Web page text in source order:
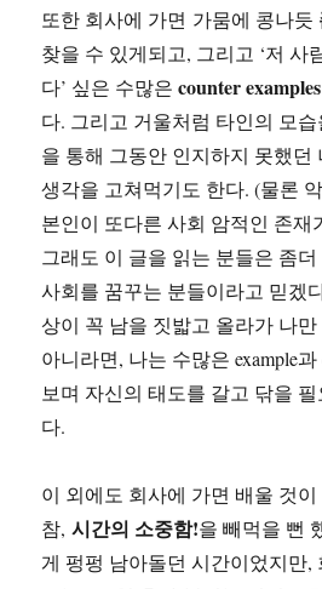
또한 회사에 가면 가뭄에 콩나듯
찾을 수 있게되고, 그리고 ‘저 사
다’ 싶은 수많은counter examples
다. 그리고 거울처럼 타인의 모
을 통해 그동안 인지하지 못했던
생각을 고쳐먹기도 한다. (물론
본인이 또다른 사회 암적인 존재
그래도 이 글을 읽는 분들은 좀
사회를 꿈꾸는 분들이라고 믿겠
상이 꼭 남을 짓밟고 올라가 나
아니라면, 나는 수많은 example과
보며 자신의 태도를 갈고 닦을
다.
이 외에도 회사에 가면 배울 것
참,시간의 소중함!을 빼먹을 뻔
게 펑펑 남아돌던 시간이었지만,